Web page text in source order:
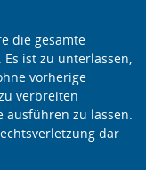
die gesamte
ist zu unterlassen,
vorherige
verbreiten
zu lassen.
dar